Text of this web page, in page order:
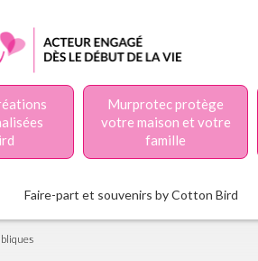
Murprotec protège
votre maison et votre
famille
Faire-part et souvenirs by Cotton Bird